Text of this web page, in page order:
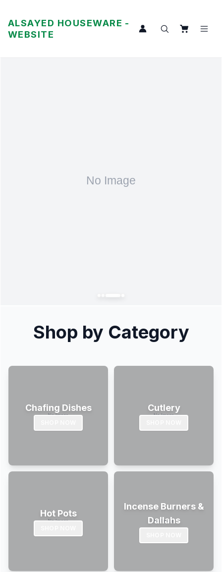
ALSAYED HOUSEWARE -
WEBSITE
Shop by Category
Chafing Dishes Cutlery
Hot Pots
Incense Burners &
Dallahs